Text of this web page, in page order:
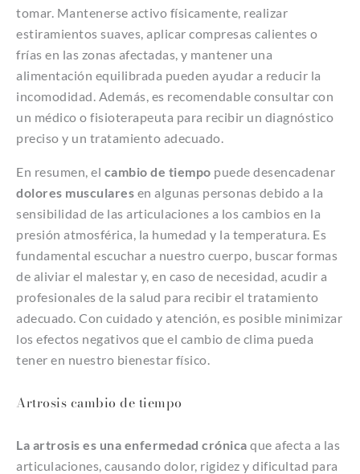
tomar. Mantenerse activo físicamente, realizar
estiramientos suaves, aplicar compresas calientes o
frías en las zonas afectadas, y mantener una
alimentación equilibrada pueden ayudar a reducir la
incomodidad. Además, es recomendable consultar con
un médico o fisioterapeuta para recibir un diagnóstico
preciso y un tratamiento adecuado.
En resumen, el cambio de tiempo puede desencadenar
dolores musculares en algunas personas debido a la
sensibilidad de las articulaciones a los cambios en la
presión atmosférica, la humedad y la temperatura. Es
fundamental escuchar a nuestro cuerpo, buscar formas
de aliviar el malestar y, en caso de necesidad, acudir a
profesionales de la salud para recibir el tratamiento
adecuado. Con cuidado y atención, es posible minimizar
los efectos negativos que el cambio de clima pueda
tener en nuestro bienestar físico.
Artrosis cambio de tiempo
La artrosis es una enfermedad crónica que afecta a las
articulaciones, causando dolor, rigidez y dificultad para